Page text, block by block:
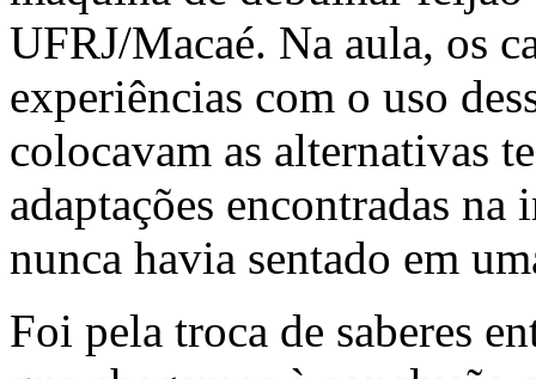
UFRJ/Macaé. Na aula, os
experiências com o uso
colocavam as alternativas
adaptações encontradas
nunca havia sentado em
Foi pela troca de saberes